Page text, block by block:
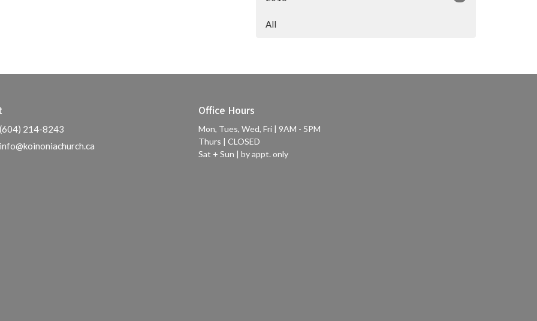
All
(604) 214-8243
info@koinoniachurch.ca
Office Hours
Mon, Tues, Wed, Fri | 9AM - 5PM
Thurs | CLOSED
Sat + Sun | by appt. only